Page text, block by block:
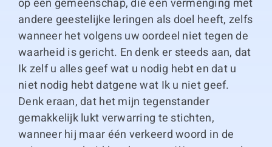
op een gemeenschap, die een vermenging met
andere geestelijke leringen als doel heeft, zelfs
wanneer het volgens uw oordeel niet tegen de
waarheid is gericht. En denk er steeds aan, dat
Ik zelf u alles geef wat u nodig hebt en dat u
niet nodig hebt datgene wat Ik u niet geef.
Denk eraan, dat het mijn tegenstander
gemakkelijk lukt verwarring te stichten,
wanneer hij maar één verkeerd woord in de